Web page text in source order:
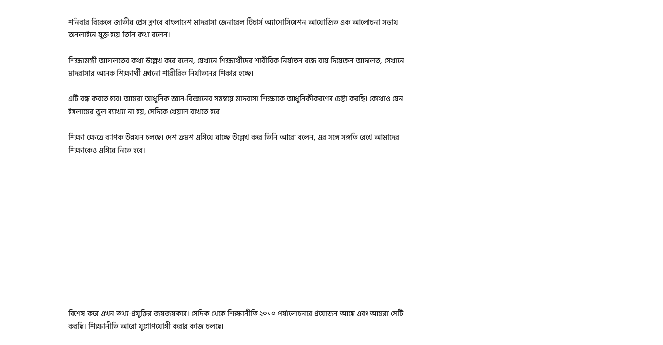
শনিবার বিকেলে জাতীয় প্রেস ক্লাবে বাংলাদেশ মাদরাসা জেনারেল টিচার্স অ্যাসোসিয়েশন আয়োজিত এক আলোচনা সভায়
অনলাইনে যুক্ত হয়ে তিনি কথা বলেন।
শিক্ষামন্ত্রী আদালতের কথা উল্লেখ করে বলেন, যেখানে শিক্ষার্থীদের শারীরিক নির্যাতন বন্ধে রায় দিয়েছেন আদালত, সেখানে
মাদরাসার অনেক শিক্ষার্থী এখনো শারীরিক নির্যাতনের শিকার হচ্ছে।
এটি বন্ধ করতে হবে। আমরা আধুনিক জ্ঞান-বিজ্ঞানের সমন্বয়ে মাদরাসা শিক্ষাকে আধুনিকীকরণের চেষ্টা করছি। কোথাও যেন
ইসলামের ভুল ব্যাখ্যা না হয়, সেদিকে খেয়াল রাখতে হবে।
শিক্ষা ক্ষেত্রে ব্যাপক উন্নয়ন চলছে। দেশ ক্রমশ এগিয়ে যাচ্ছে উল্লেখ করে তিনি আরো বলেন, এর সঙ্গে সঙ্গতি রেখে আমাদের
শিক্ষাকেও এগিয়ে নিতে হবে।
বিশেষ করে এখন তথ্য-প্রযুক্তির জয়জয়কার। সেদিক থেকে শিক্ষানীতি ২০১০ পর্যালোচনার প্রয়োজন আছে এবং আমরা সেটি
করছি। শিক্ষানীতি আরো যুগোপযোগী করার কাজ চলছে।